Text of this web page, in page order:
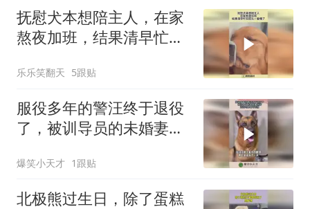
抚慰犬本想陪主人，在家
熬夜加班，结果清早忙完
乐乐笑翻天 5跟贴
服役多年的警汪终于退役
了，被训导员的未婚妻领
爆笑小天才 1跟贴
北极熊过生日，除了蛋糕